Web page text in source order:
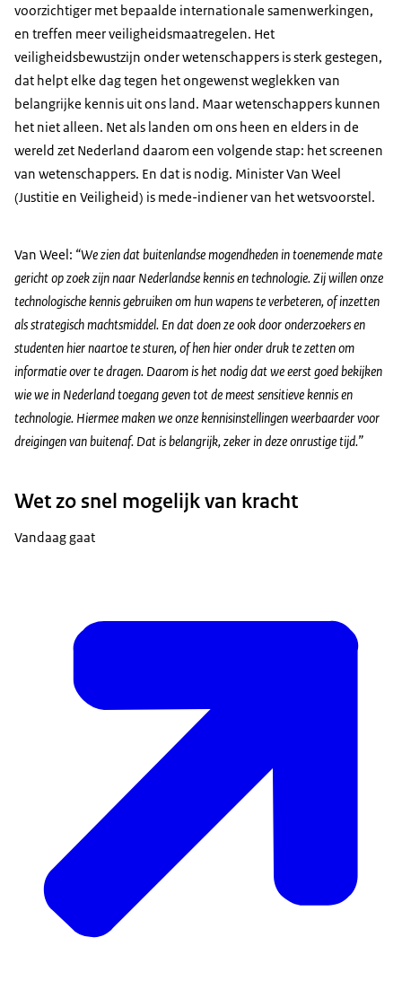
voorzichtiger met bepaalde internationale samenwerkingen,
en treffen meer veiligheidsmaatregelen. Het
veiligheidsbewustzijn onder wetenschappers is sterk gestegen,
dat helpt elke dag tegen het ongewenst weglekken van
belangrijke kennis uit ons land. Maar wetenschappers kunnen
het niet alleen. Net als landen om ons heen en elders in de
wereld zet Nederland daarom een volgende stap: het screenen
van wetenschappers. En dat is nodig. Minister Van Weel
(Justitie en Veiligheid) is mede-indiener van het wetsvoorstel.
Van Weel: “We zien dat buitenlandse mogendheden in toenemende mate
gericht op zoek zijn naar Nederlandse kennis en technologie. Zij willen onze
technologische kennis gebruiken om hun wapens te verbeteren, of inzetten
als strategisch machtsmiddel. En dat doen ze ook door onderzoekers en
studenten hier naartoe te sturen, of hen hier onder druk te zetten om
informatie over te dragen. Daarom is het nodig dat we eerst goed bekijken
wie we in Nederland toegang geven tot de meest sensitieve kennis en
technologie. Hiermee maken we onze kennisinstellingen weerbaarder voor
dreigingen van buitenaf. Dat is belangrijk, zeker in deze onrustige tijd.”
Wet zo snel mogelijk van kracht
Vandaag gaat